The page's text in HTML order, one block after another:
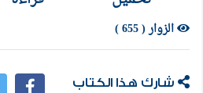
الزوار ( 655 )
شارك هذا الكتاب